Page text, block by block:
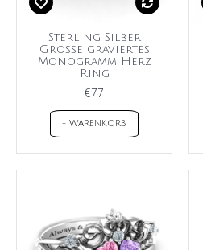
Sterling Silber
Große graviertes
Monogramm Herz
Ring
€77
+ WARENKORB